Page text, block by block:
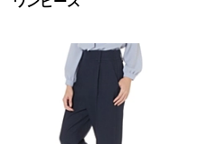
グレー
オレンジ